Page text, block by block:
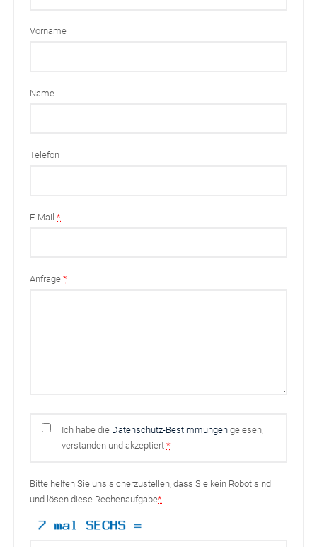
Vorname
Name
Telefon
E-Mail*
Anfrage*
Ich habe die Datenschutz-Bestimmungengelesen,
verstanden und akzeptiert *
Bitte helfen Sie uns sicherzustellen, dass Sie kein Robot sind
und lösen diese Rechenaufgabe*